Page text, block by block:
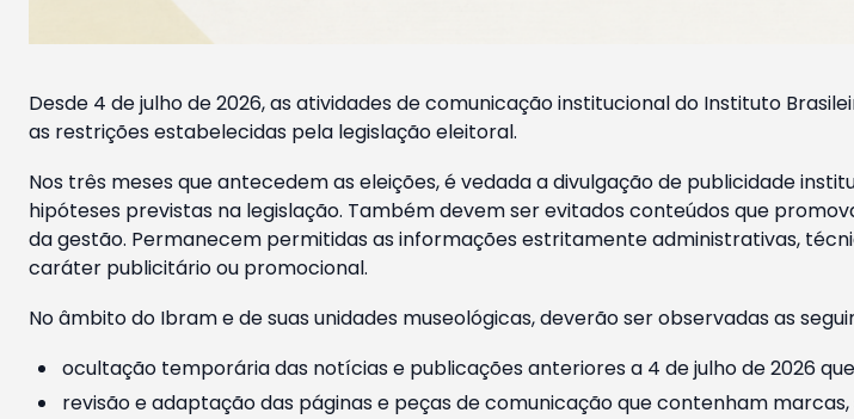
Desde 4 de julho de 2026, as atividades de comunicação institucional do Instituto
as restrições estabelecidas pela legislação eleitoral.
Nos três meses que antecedem as eleições, é vedada a divulgação de publicidade
hipóteses previstas na legislação. Também devem ser evitados conteúdos que
da gestão. Permanecem permitidas as informações estritamente administrativas,
caráter publicitário ou promocional.
No âmbito do Ibram e de suas unidades museológicas, deverão ser observadas as
ocultação temporária das notícias e publicações anteriores a 4 de julho de 2026
revisão e adaptação das páginas e peças de comunicação que contenham